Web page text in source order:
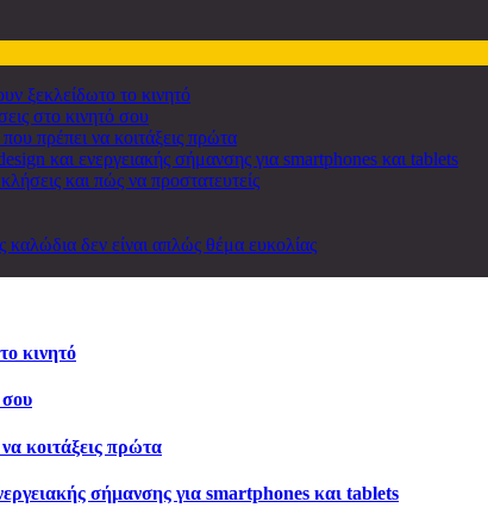
ξεκλείδωτο το κινητό
στο κινητό σου
πρέπει να κοιτάξεις πρώτα
και ενεργειακής σήμανσης για smartphones και tablets
και πώς να προστατευτείς
καλώδια δεν είναι απλώς θέμα ευκολίας
κινητό
σου
κοιτάξεις πρώτα
σήμανσης για smartphones και tablets